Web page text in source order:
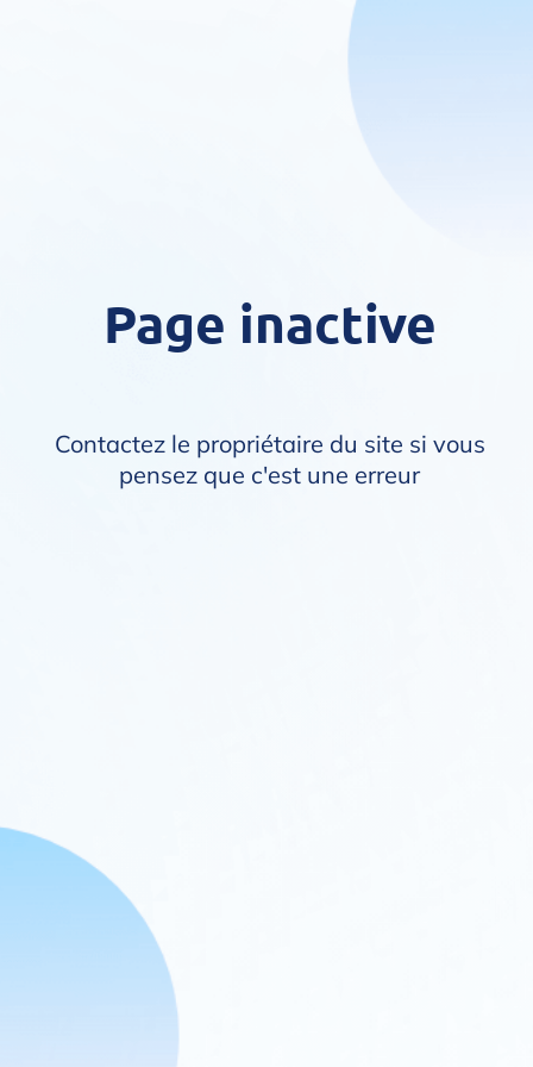
Page inactive
Contactez le propriétaire du site si vous
pensez que c'est une erreur